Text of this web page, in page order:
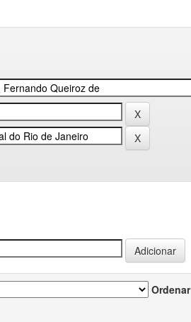
Ordenar